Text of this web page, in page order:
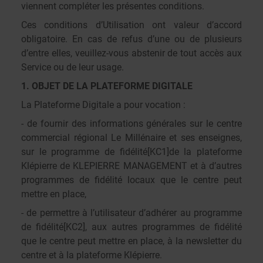
viennent compléter les présentes conditions.
Ces conditions d’Utilisation ont valeur d’accord
obligatoire. En cas de refus d’une ou de plusieurs
d’entre elles, veuillez-vous abstenir de tout accès aux
Service ou de leur usage.
1. OBJET DE LA PLATEFORME DIGITALE
La Plateforme Digitale a pour vocation :
- de fournir des informations générales sur le centre
commercial régional Le Millénaire et ses enseignes,
sur le programme de fidélité[KC1] de la plateforme
Klépierre de KLEPIERRE MANAGEMENT et à d’autres
programmes de fidélité locaux que le centre peut
mettre en place,
- de permettre à l’utilisateur d’adhérer au programme
de fidélité[KC2] , aux autres programmes de fidélité
que le centre peut mettre en place, à la newsletter du
centre et à la plateforme Klépierre.